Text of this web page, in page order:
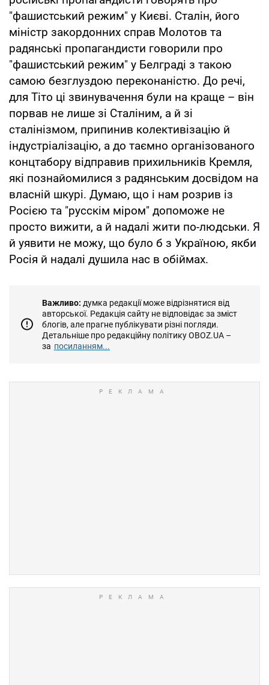
"фашистський режим" у Києві. Сталін, його
міністр закордонних справ Молотов та
радянські пропагандисти говорили про
"фашистський режим" у Белграді з такою
самою безглуздою переконаністю. До речі,
для Тіто ці звинувачення були на краще – він
порвав не лише зі Сталіним, а й зі
сталінізмом, припинив колективізацію й
індустріалізацію, а до таємно організованого
концтабору відправив прихильників Кремля,
які познайомилися з радянським досвідом на
власній шкурі. Думаю, що і нам розрив із
Росією та "русскім міром" допоможе не
просто вижити, а й надалі жити по-людськи. Я
й уявити не можу, що було б з Україною, якби
Росія й надалі душила нас в обіймах.
Важливо: думка редакції може відрізнятися від
авторської. Редакція сайту не відповідає за зміст
блогів, але прагне публікувати різні погляди.
Детальніше про редакційну політику OBOZ.UA –
за посиланням...